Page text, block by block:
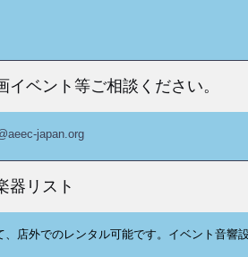
イベント等ご相談ください。
japan.org
器リスト
店外でのレンタル可能です。イベント音響